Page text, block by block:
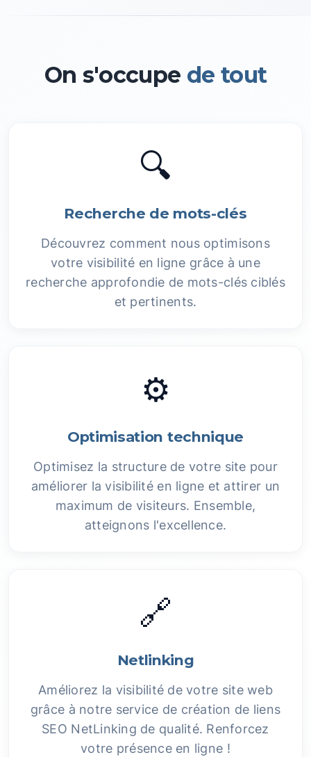
On s'occupe de tout
🔍
Recherche de mots-clés
Découvrez comment nous optimisons
votre visibilité en ligne grâce à une
recherche approfondie de mots-clés ciblés
et pertinents.
⚙️
Optimisation technique
Optimisez la structure de votre site pour
améliorer la visibilité en ligne et attirer un
maximum de visiteurs. Ensemble,
atteignons l'excellence.
🔗
Netlinking
Améliorez la visibilité de votre site web
grâce à notre service de création de liens
SEO NetLinking de qualité. Renforcez
votre présence en ligne !